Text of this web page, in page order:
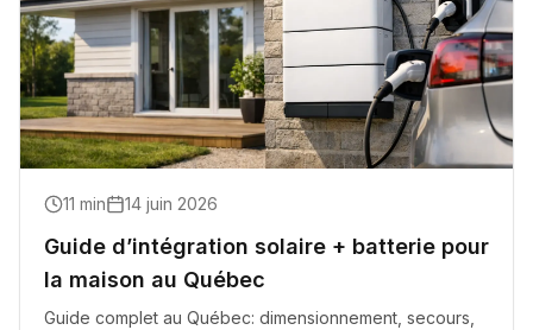
11 min 14 juin 2026
Guide d’intégration solaire + batterie pour
la maison au Québec
Guide complet au Québec: dimensionnement, secours,